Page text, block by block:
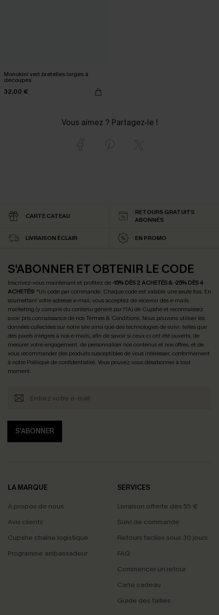
Monokini vert bretelles larges à
découpes
32,00 €
Vous aimez ? Partagez-le !
CARTE CATEAU
RETOURS GRATUITS
ABONNÉS
LIVRAISON ÉCLAIR EN PROMO
S'ABONNER ET OBTENIR LE CODE
Inscrivez-vous maintenant et profitez de -15% DÈS 2 ACHETÉS & -25% DÈS 4
ACHETÉS! *Un code par commande. Chaque code est valable une seule fois. En
soumettant votre adresse e-mail, vous acceptez de recevoir des e-mails
marketing (y compris du contenu généré par l'IA) de Cupshe et reconnaissez
avoir pris connaissance de nosTermes & Conditions. Nous pouvons utiliser les
données collectées sur notre site ainsi que des technologies de suivi, telles que
des pixels intégrés à nos e-mails, afin de savoir si ceux-ci ont été ouverts, de
mesurer votre engagement, de personnaliser nos contenus et nos offres, et de
vous recommander des produits susceptibles de vous intéresser, conformément
à notre Politique de confidentialité. Vous pouvez vous désabonner à tout
moment.
S'ABONNER
LA MARQUE
À propos de nous
Avis clients
Cupshe chaîne logistique
Programme ambassadeur
SERVICES
Livraison offerte dès 55 €
Suivi de commande
Retours faciles sous 30 jours
FAQ
Commencer un retour
Carte cadeau
Guide des tailles